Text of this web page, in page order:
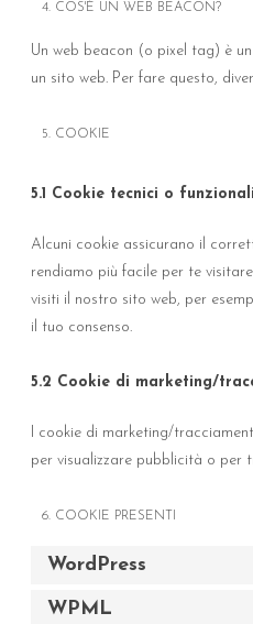
4. COS'È UN WEB BEACON?
Un web beacon (o pixel tag) è
un sito web. Per fare questo,
5. COOKIE
5.1 Cookie tecnici o funzionali
Alcuni cookie assicurano il
rendiamo più facile per te
visiti il nostro sito web, per
il tuo consenso.
5.2 Cookie di marketing/
I cookie di marketing/
per visualizzare pubblicità o per
6. COOKIE PRESENTI
WordPress
WPML